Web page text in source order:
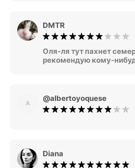
DMTR
Оля-ля тут пахнет
рекомендую кому-
A
@albertoyoquese
Diana